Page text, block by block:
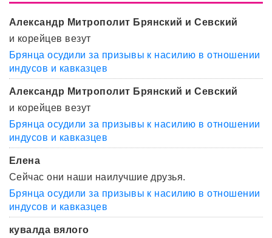
Александр Митрополит Брянский и Севский
и корейцев везут
Брянца осудили за призывы к насилию в отношении
индусов и кавказцев
Александр Митрополит Брянский и Севский
и корейцев везут
Брянца осудили за призывы к насилию в отношении
индусов и кавказцев
Елена
Сейчас они наши наилучшие друзья.
Брянца осудили за призывы к насилию в отношении
индусов и кавказцев
кувалда вялого